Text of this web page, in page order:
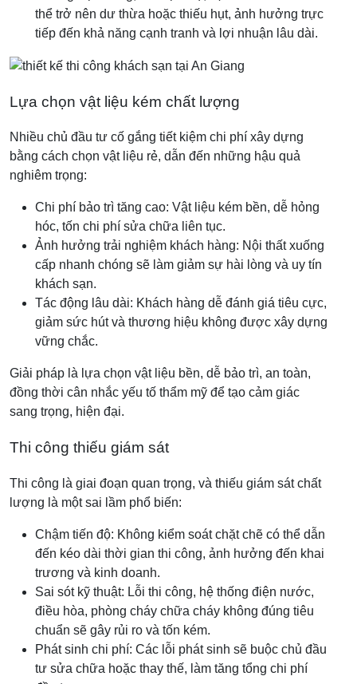
thể trở nên dư thừa hoặc thiếu hụt, ảnh hưởng trực
tiếp đến khả năng cạnh tranh và lợi nhuận lâu dài.
Lựa chọn vật liệu kém chất lượng
Nhiều chủ đầu tư cố gắng tiết kiệm chi phí xây dựng
bằng cách chọn vật liệu rẻ, dẫn đến những hậu quả
nghiêm trọng:
Chi phí bảo trì tăng cao: Vật liệu kém bền, dễ hỏng
hóc, tốn chi phí sửa chữa liên tục.
Ảnh hưởng trải nghiệm khách hàng: Nội thất xuống
cấp nhanh chóng sẽ làm giảm sự hài lòng và uy tín
khách sạn.
Tác động lâu dài: Khách hàng dễ đánh giá tiêu cực,
giảm sức hút và thương hiệu không được xây dựng
vững chắc.
Giải pháp là lựa chọn vật liệu bền, dễ bảo trì, an toàn,
đồng thời cân nhắc yếu tố thẩm mỹ để tạo cảm giác
sang trọng, hiện đại.
Thi công thiếu giám sát
Thi công là giai đoạn quan trọng, và thiếu giám sát chất
lượng là một sai lầm phổ biến:
Chậm tiến độ: Không kiểm soát chặt chẽ có thể dẫn
đến kéo dài thời gian thi công, ảnh hưởng đến khai
trương và kinh doanh.
Sai sót kỹ thuật: Lỗi thi công, hệ thống điện nước,
điều hòa, phòng cháy chữa cháy không đúng tiêu
chuẩn sẽ gây rủi ro và tốn kém.
Phát sinh chi phí: Các lỗi phát sinh sẽ buộc chủ đầu
tư sửa chữa hoặc thay thế, làm tăng tổng chi phí